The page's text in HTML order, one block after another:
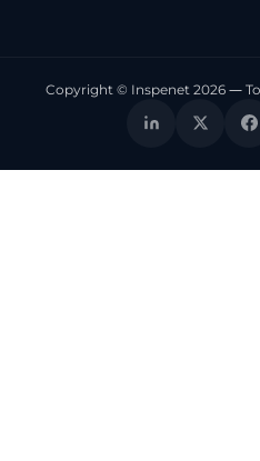
Copyright © Inspenet 2026 —